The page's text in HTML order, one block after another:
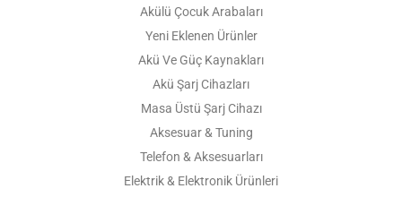
Akülü Çocuk Arabaları
Yeni Eklenen Ürünler
Akü Ve Güç Kaynakları
Akü Şarj Cihazları
Masa Üstü Şarj Cihazı
Aksesuar & Tuning
Telefon & Aksesuarları
Elektrik & Elektronik Ürünleri